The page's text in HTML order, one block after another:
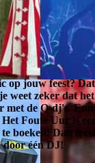
op jouw feest?
weet zeker dat
met de Q-dj's.
Foute Uur is
boeken! Dan
door één DJ!